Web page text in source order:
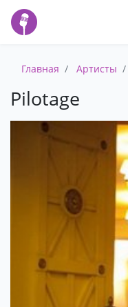
Главная Артисты
Pilotage